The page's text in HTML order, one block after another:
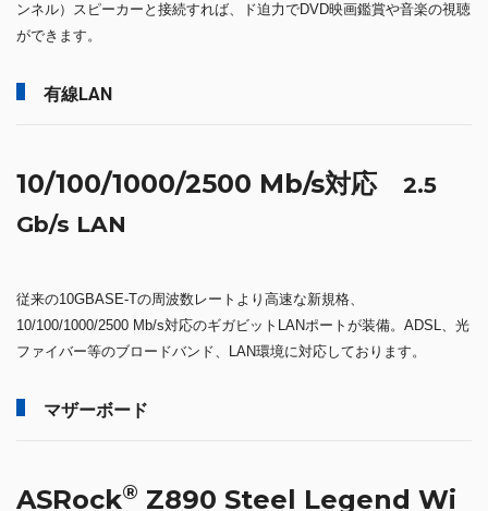
ンネル）スピーカーと接続すれば、ド迫力でDVD映画鑑賞や音楽の視聴
ができます。
有線LAN
10/100/1000/2500 Mb/s対応 2.5
Gb/s LAN
従来の10GBASE-Tの周波数レートより高速な新規格、
10/100/1000/2500 Mb/s対応のギガビットLANポートが装備。ADSL、光
ファイバー等のブロードバンド、LAN環境に対応しております。
マザーボード
ASRock® Z890 Steel Legend Wi